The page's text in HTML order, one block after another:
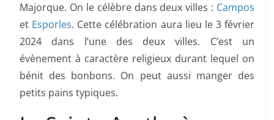
Majorque. On le célèbre dans deux villes : Campos
et Esporles. Cette célébration aura lieu le 3 février
2024 dans l’une des deux villes. C’est un
évènement à caractère religieux durant lequel on
bénit des bonbons. On peut aussi manger des
petits pains typiques.